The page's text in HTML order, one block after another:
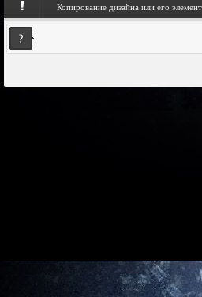
Копирование дизайна или его